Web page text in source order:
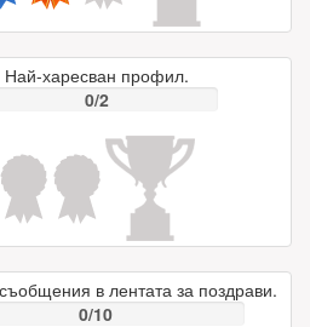
Най-харесван профил.
0/2
в лентата за поздрави.
0/10